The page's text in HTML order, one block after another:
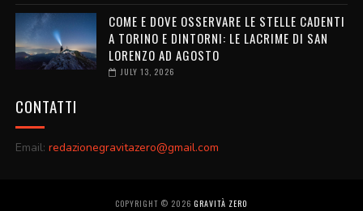
COME E DOVE OSSERVARE LE STELLE CADENTI
A TORINO E DINTORNI: LE LACRIME DI SAN
LORENZO AD AGOSTO
JULY 13, 2026
CONTATTI
Email: redazionegravitazero@gmail.com
COPYRIGHT © 2026GRAVITÀ ZERO